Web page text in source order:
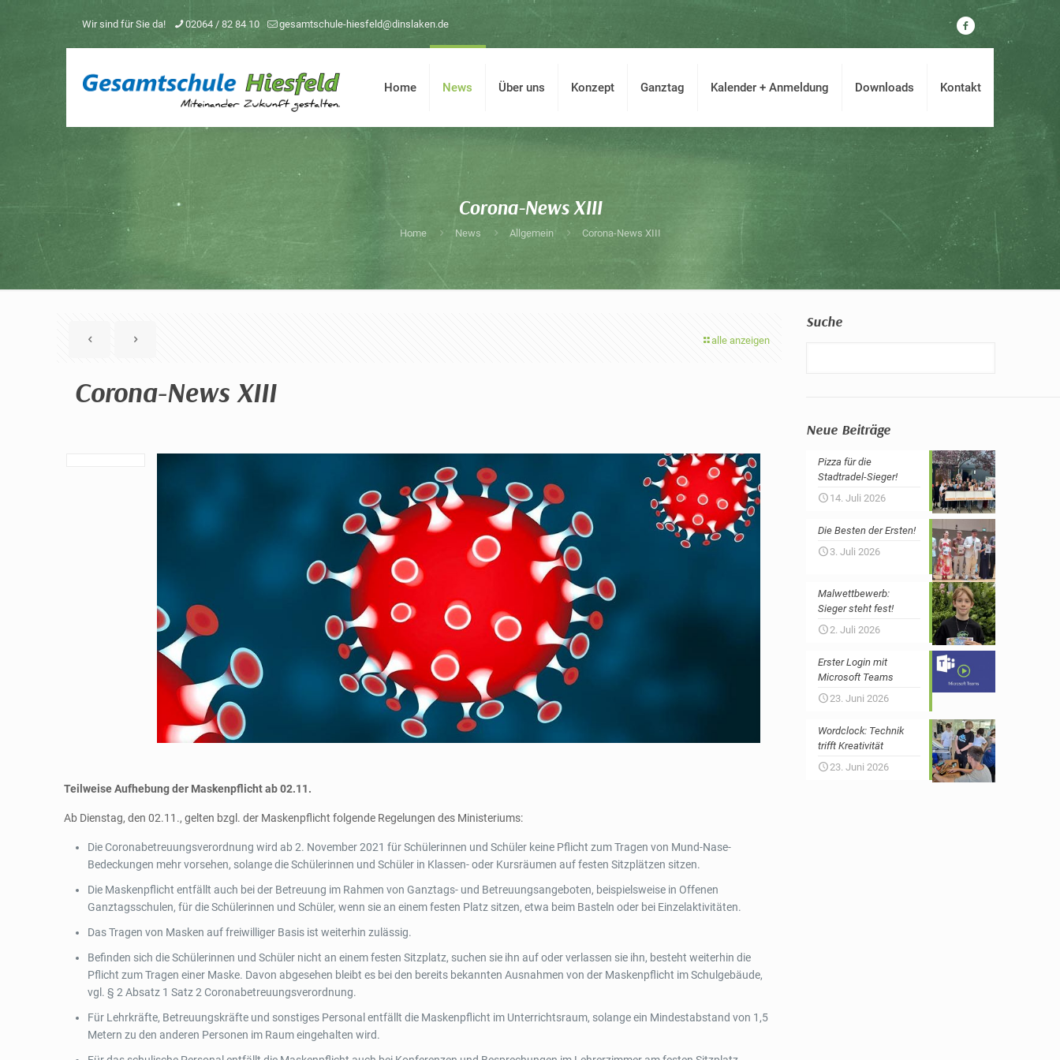
Wir sind für Sie da! 02064 / 82 84 10 gesamtschule-hiesfeld@dinslaken.de
Home News Über uns Konzept Ganztag Kalender + Anmeldung Downloads Kontakt
Corona-News XIII
Home News Allgemein Corona-News XIII
alle anzeigen
Corona-News XIII
Teilweise Aufhebung der Maskenpflicht ab 02.11.
Ab Dienstag, den 02.11., gelten bzgl. der Maskenpflicht folgende Regelungen des Ministeriums:
Die Coronabetreuungsverordnung wird ab 2. November 2021 für Schülerinnen und Schüler keine Pflicht zum Tragen von Mund-Nase-
Bedeckungen mehr vorsehen, solange die Schülerinnen und Schüler in Klassen- oder Kursräumen auf festen Sitzplätzen sitzen.
Die Maskenpflicht entfällt auch bei der Betreuung im Rahmen von Ganztags- und Betreuungsangeboten, beispielsweise in Offenen
Ganztagsschulen, für die Schülerinnen und Schüler, wenn sie an einem festen Platz sitzen, etwa beim Basteln oder bei Einzelaktivitäten.
Das Tragen von Masken auf freiwilliger Basis ist weiterhin zulässig.
Befinden sich die Schülerinnen und Schüler nicht an einem festen Sitzplatz, suchen sie ihn auf oder verlassen sie ihn, besteht weiterhin die
Pflicht zum Tragen einer Maske. Davon abgesehen bleibt es bei den bereits bekannten Ausnahmen von der Maskenpflicht im Schulgebäude,
vgl. § 2 Absatz 1 Satz 2 Coronabetreuungsverordnung.
Für Lehrkräfte, Betreuungskräfte und sonstiges Personal entfällt die Maskenpflicht im Unterrichtsraum, solange ein Mindestabstand von 1,5
Metern zu den anderen Personen im Raum eingehalten wird.
Suche
Neue Beiträge
Pizza für die
Stadtradel-Sieger!
14. Juli 2026
Die Besten der Ersten!
3. Juli 2026
Malwettbewerb:
Sieger steht fest!
2. Juli 2026
Erster Login mit
Microsoft Teams
23. Juni 2026
Wordclock: Technik
trifft Kreativität
23. Juni 2026